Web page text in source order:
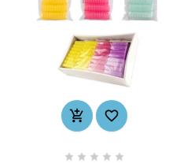
 
    